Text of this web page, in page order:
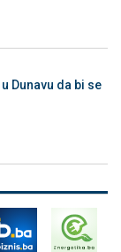
Dunavu da bi se